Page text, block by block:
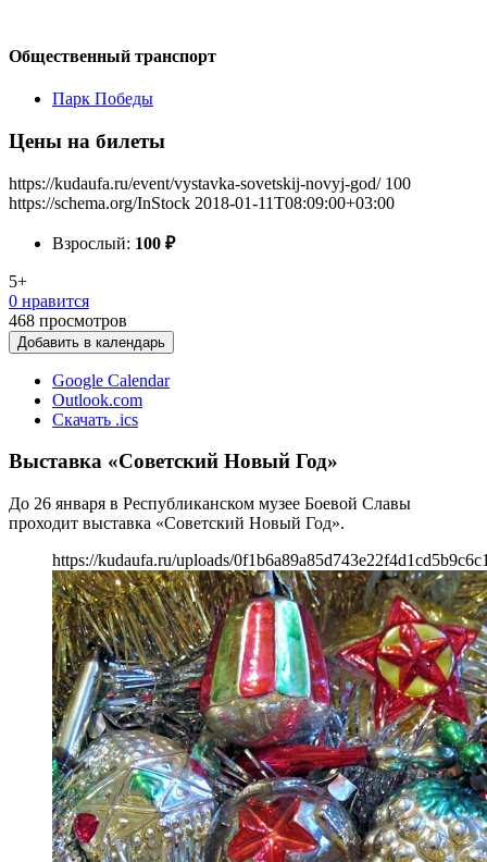
Общественный транспорт
Парк Победы
Цены на билеты
https://kudaufa.ru/event/vystavka-sovetskij-novyj-god/ 100
https://schema.org/InStock 2018-01-11T08:09:00+03:00
Взрослый: 100 ₽
5+
0 нравится
468 просмотров
Добавить в календарь
Google Calendar
Outlook.com
Скачать .ics
Выставка «Советский Новый Год»
До 26 января в Республиканском музее Боевой Славы
проходит выставка «Советский Новый Год».
https://kudaufa.ru/uploads/